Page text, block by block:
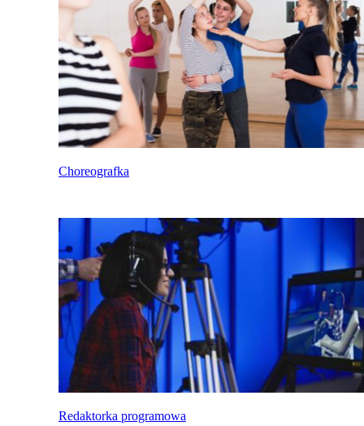
Choreografka
Redaktorka programowa